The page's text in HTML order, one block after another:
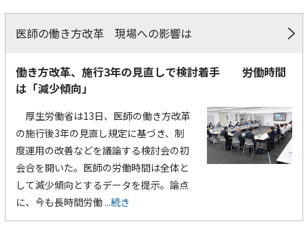
医師の働き方改革 現場への影響は
働き方改革、施行3年の見直しで検討着手 労働時間
は「減少傾向」
厚生労働省は13日、医師の働き方改革
の施行後3年の見直し規定に基づき、制
度運用の改善などを議論する検討会の初
会合を開いた。医師の労働時間は全体と
して減少傾向とするデータを提示。論点
に、今も長時間労働...続き